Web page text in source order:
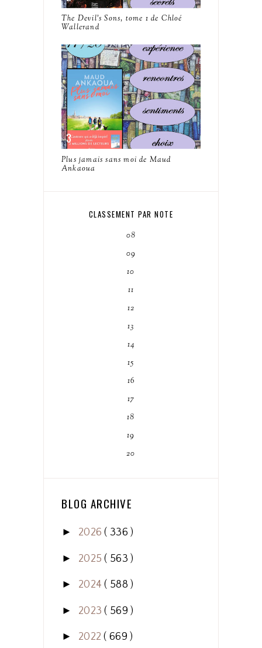
The Devil's Sons, tome 1 de Chloé
Wallerand
Plus jamais sans moi de Maud
Ankaoua
CLASSEMENT PAR NOTE
08
09
10
11
12
13
14
15
16
17
18
19
20
BLOG ARCHIVE
► 2026( 336 )
► 2025( 563 )
► 2024( 588 )
► 2023( 569 )
► 2022( 669 )